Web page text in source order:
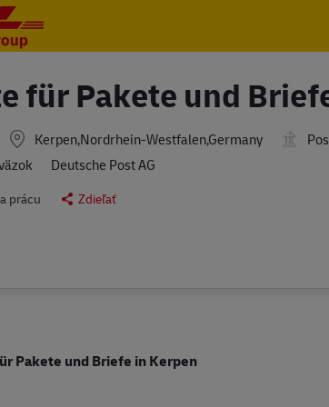
für Pakete und
Kerpen,Nordrhein-Westfalen,Germany
Deutsche Post AG
prácu
Zdieľať
Pakete und Briefe in Kerpen